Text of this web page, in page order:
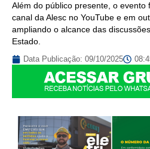
Além do público presente, o evento
canal da Alesc no YouTube e em
ampliando o alcance das
Estado.
Data Publicação: 09/10/2025